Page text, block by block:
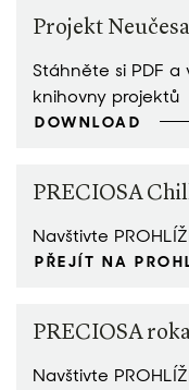
Projekt
Stáhněte si PDF
knihovny projektů
DOWNLOAD
PRECIOSA
Navštivte
PŘEJÍT NA
PRECIOSA
Navštivte